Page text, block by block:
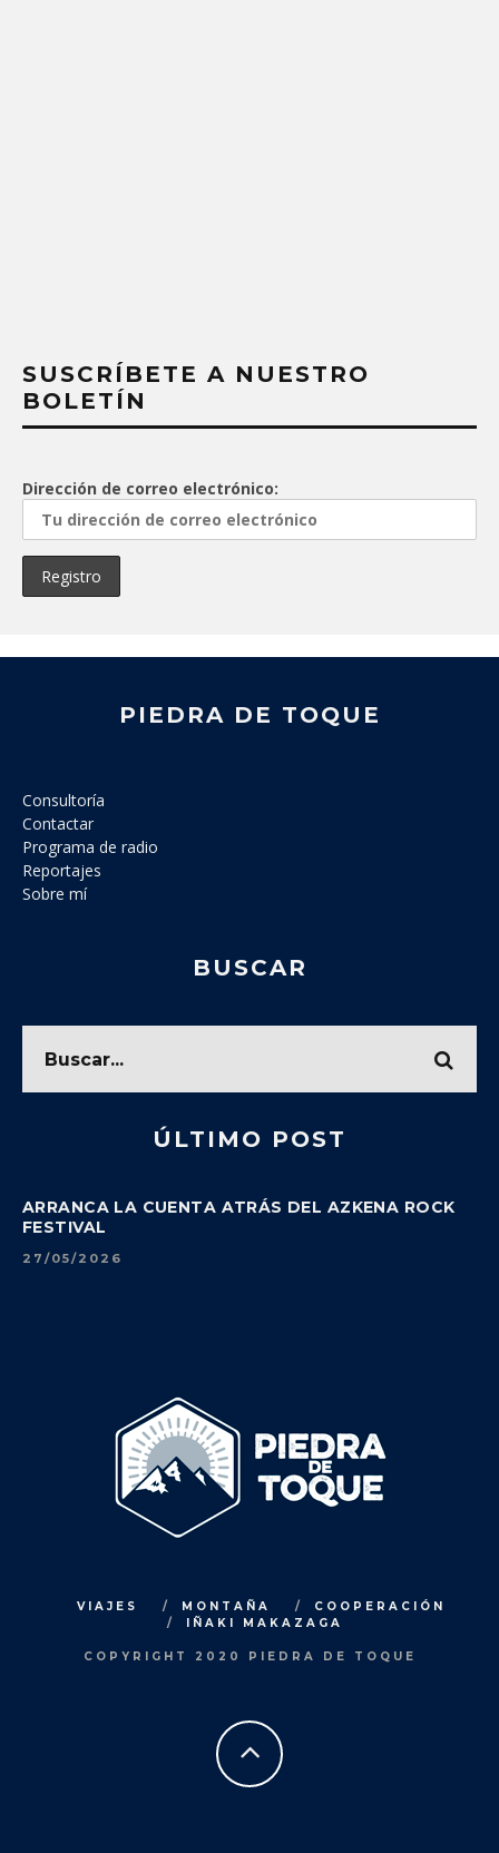
SUSCRÍBETE A NUESTRO
BOLETÍN
Dirección de correo electrónico:
PIEDRA DE TOQUE
Consultoría
Contactar
Programa de radio
Reportajes
Sobre mí
BUSCAR
ÚLTIMO POST
ARRANCA LA CUENTA ATRÁS DEL AZKENA ROCK
FESTIVAL
27/05/2026
VIAJES MONTAÑA
COOPERACIÓN
IÑAKI MAKAZAGA
COPYRIGHT 2020 PIEDRA DE TOQUE